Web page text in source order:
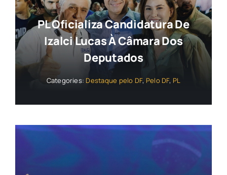
PL Oficializa Candidatura De
Izalci Lucas À Câmara Dos
Deputados
Categories: Destaque pelo DF, Pelo DF, PL